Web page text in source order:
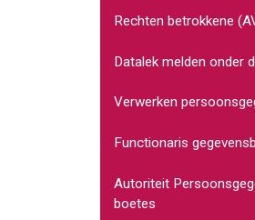
Rechten betrokkene
Datalek melden onder
Verwerken
Functionaris
Autoriteit
boetes